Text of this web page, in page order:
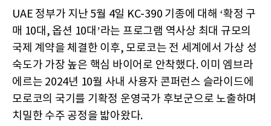
UAE 정부가 지난 5월 4일 KC-390 기종에 대해 ‘확정 구
매 10대, 옵션 10대’라는 프로그램 역사상 최대 규모의
국제 계약을 체결한 이후, 모로코는 전 세계에서 가상 성
숙도가 가장 높은 핵심 바이어로 안착했다. 이미 엠브라
에르는 2024년 10월 사내 사용자 콘퍼런스 슬라이드에
모로코의 국기를 기확정 운영국가 후보군으로 노출하며
치밀한 수주 공정을 밟아왔다.